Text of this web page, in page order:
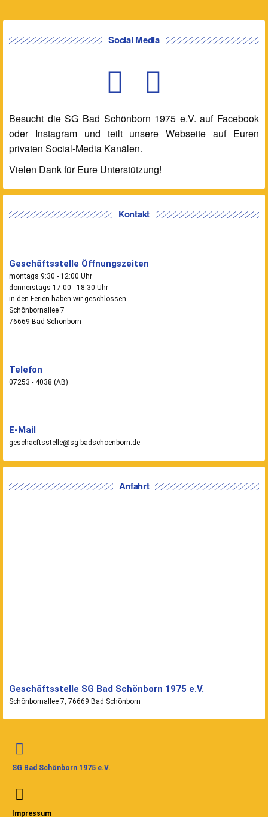
Social Media
Besucht die SG Bad Schönborn 1975 e.V. auf Facebook
oder Instagram und teilt unsere Webseite auf Euren
privaten Social-Media Kanälen.
Vielen Dank für Eure Unterstützung!
Kontakt
Geschäftsstelle Öffnungszeiten
montags 9:30 - 12:00 Uhr
donnerstags 17:00 - 18:30 Uhr
in den Ferien haben wir geschlossen
Schönbornallee 7
76669 Bad Schönborn
Telefon
07253 - 4038 (AB)
E-Mail
geschaeftsstelle@sg-badschoenborn.de
Anfahrt
Geschäftsstelle SG Bad Schönborn 1975 e.V.
Schönbornallee 7, 76669 Bad Schönborn
SG Bad Schönborn 1975 e.V.
Impressum